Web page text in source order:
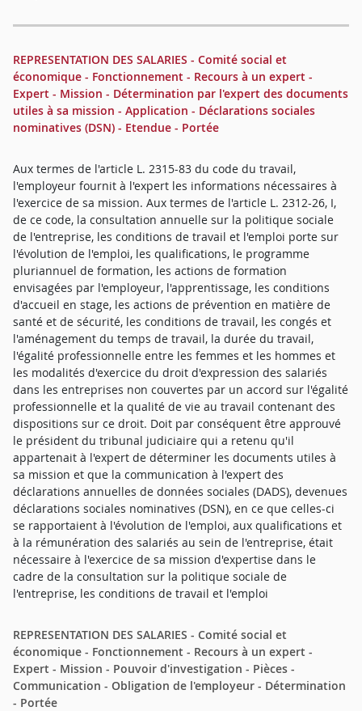
REPRESENTATION DES SALARIES - Comité social et
économique - Fonctionnement - Recours à un expert -
Expert - Mission - Détermination par l'expert des documents
utiles à sa mission - Application - Déclarations sociales
nominatives (DSN) - Etendue - Portée
Aux termes de l'article L. 2315-83 du code du travail,
l'employeur fournit à l'expert les informations nécessaires à
l'exercice de sa mission. Aux termes de l'article L. 2312-26, I,
de ce code, la consultation annuelle sur la politique sociale
de l'entreprise, les conditions de travail et l'emploi porte sur
l'évolution de l'emploi, les qualifications, le programme
pluriannuel de formation, les actions de formation
envisagées par l'employeur, l'apprentissage, les conditions
d'accueil en stage, les actions de prévention en matière de
santé et de sécurité, les conditions de travail, les congés et
l'aménagement du temps de travail, la durée du travail,
l'égalité professionnelle entre les femmes et les hommes et
les modalités d'exercice du droit d'expression des salariés
dans les entreprises non couvertes par un accord sur l'égalité
professionnelle et la qualité de vie au travail contenant des
dispositions sur ce droit. Doit par conséquent être approuvé
le président du tribunal judiciaire qui a retenu qu'il
appartenait à l'expert de déterminer les documents utiles à
sa mission et que la communication à l'expert des
déclarations annuelles de données sociales (DADS), devenues
déclarations sociales nominatives (DSN), en ce que celles-ci
se rapportaient à l'évolution de l'emploi, aux qualifications et
à la rémunération des salariés au sein de l'entreprise, était
nécessaire à l'exercice de sa mission d'expertise dans le
cadre de la consultation sur la politique sociale de
l'entreprise, les conditions de travail et l'emploi
REPRESENTATION DES SALARIES - Comité social et
économique - Fonctionnement - Recours à un expert -
Expert - Mission - Pouvoir d'investigation - Pièces -
Communication - Obligation de l'employeur - Détermination
- Portée